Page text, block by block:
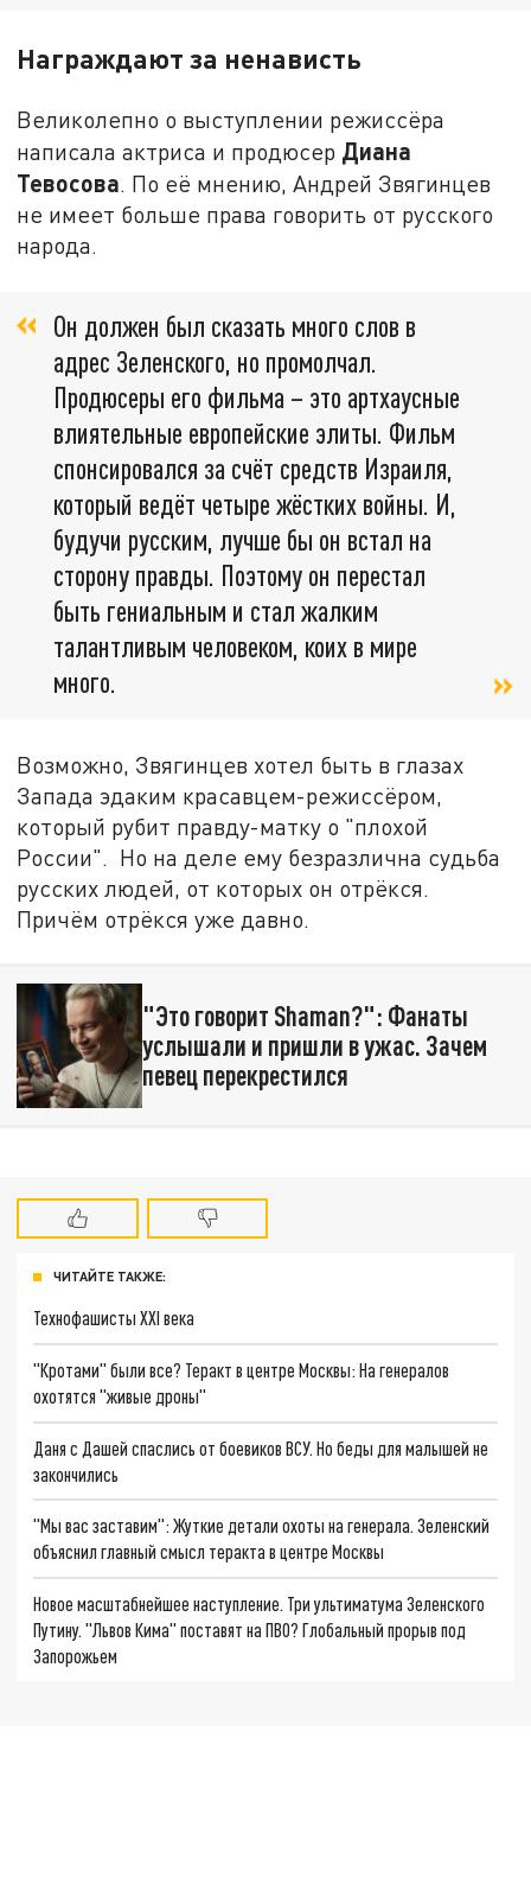
Награждают за ненависть
Великолепно о выступлении режиссёра
написала актриса и продюсер Диана
Тевосова. По её мнению, Андрей Звягинцев
не имеет больше права говорить от русского
народа.
Он должен был сказать много слов в
адрес Зеленского, но промолчал.
Продюсеры его фильма – это артхаусные
влиятельные европейские элиты. Фильм
спонсировался за счёт средств Израиля,
который ведёт четыре жёстких войны. И,
будучи русским, лучше бы он встал на
сторону правды. Поэтому он перестал
быть гениальным и стал жалким
талантливым человеком, коих в мире
много.
Возможно, Звягинцев хотел быть в глазах
Запада эдаким красавцем-режиссёром,
который рубит правду-матку о "плохой
России". Но на деле ему безразлична судьба
русских людей, от которых он отрёкся.
Причём отрёкся уже давно.
"Это говорит Shaman?": Фанаты
услышали и пришли в ужас. Зачем
певец перекрестился
ЧИТАЙТЕ ТАКЖЕ:
Технофашисты XXI века
"Кротами" были все? Теракт в центре Москвы: На генералов
охотятся "живые дроны"
Даня с Дашей спаслись от боевиков ВСУ. Но беды для малышей не
закончились
"Мы вас заставим": Жуткие детали охоты на генерала. Зеленский
объяснил главный смысл теракта в центре Москвы
Новое масштабнейшее наступление. Три ультиматума Зеленского
Путину. "Львов Кима" поставят на ПВО? Глобальный прорыв под
Запорожьем